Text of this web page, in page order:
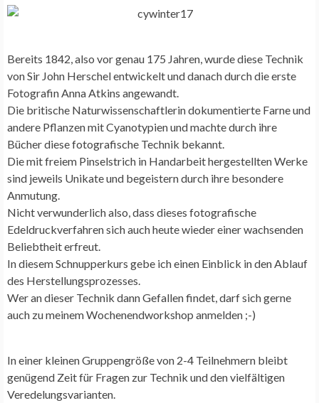
Bereits 1842, also vor genau 175 Jahren, wurde diese Technik
von Sir John Herschel entwickelt und danach durch die erste
Fotografin Anna Atkins angewandt.
Die britische Naturwissenschaftlerin dokumentierte Farne und
andere Pflanzen mit Cyanotypien und machte durch ihre
Bücher diese fotografische Technik bekannt.
Die mit freiem Pinselstrich in Handarbeit hergestellten Werke
sind jeweils Unikate und begeistern durch ihre besondere
Anmutung.
Nicht verwunderlich also, dass dieses fotografische
Edeldruckverfahren sich auch heute wieder einer wachsenden
Beliebtheit erfreut.
In diesem Schnupperkurs gebe ich einen Einblick in den Ablauf
des Herstellungsprozesses.
Wer an dieser Technik dann Gefallen findet, darf sich gerne
auch zu meinem Wochenendworkshop anmelden ;-)
In einer kleinen Gruppengröße von 2-4 Teilnehmern bleibt
genügend Zeit für Fragen zur Technik und den vielfältigen
Veredelungsvarianten.